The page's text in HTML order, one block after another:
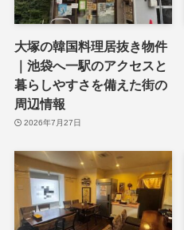
大塚の韓国料理居抜き物件
｜池袋へ一駅のアクセスと
暮らしやすさを備えた街の
周辺情報
2026年7月27日